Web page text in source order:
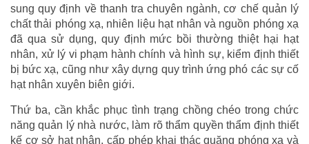
sung quy định về thanh tra chuyên ngành, cơ chế quản lý
chất thải phóng xạ, nhiên liệu hạt nhân và nguồn phóng xạ
đã qua sử dụng, quy định mức bồi thường thiệt hại hạt
nhân, xử lý vi phạm hành chính và hình sự, kiểm định thiết
bị bức xạ, cũng như xây dựng quy trình ứng phó các sự cố
hạt nhân xuyên biên giới.
Thứ ba, cần khắc phục tình trạng chồng chéo trong chức
năng quản lý nhà nước, làm rõ thẩm quyền thẩm định thiết
kế cơ sở hạt nhân, cấp phép khai thác quặng phóng xạ và